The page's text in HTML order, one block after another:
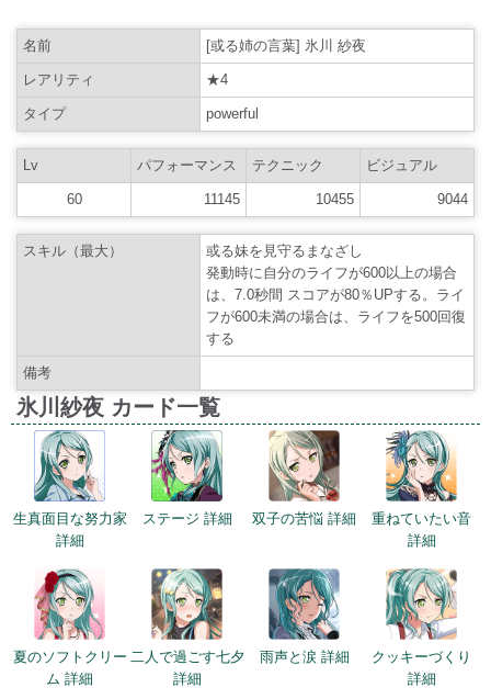
名前 [或る姉の言葉] 氷川 紗夜
レアリティ ★4
タイプ powerful
Lv パフォーマンス テクニック ビジュアル
60 11145 10455 9044
スキル（最大）
或る妹を見守るまなざし
発動時に自分のライフが600以上の場合
は、7.0秒間 スコアが80％UPする。ライ
フが600未満の場合は、ライフを500回復
する
備考
氷川紗夜 カード一覧
生真面目な努力家
詳細
ステージ 詳細 双子の苦悩 詳細
重ねていたい音
詳細
夏のソフトクリー
ム 詳細
二人で過ごす七夕
詳細
雨声と涙 詳細
クッキーづくり
詳細